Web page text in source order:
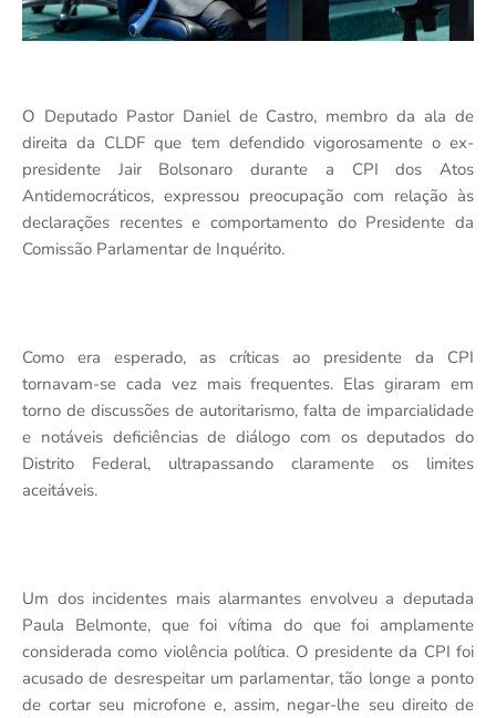
O Deputado Pastor Daniel de Castro, membro da ala de
direita da CLDF que tem defendido vigorosamente o ex-
presidente Jair Bolsonaro durante a CPI dos Atos
Antidemocráticos, expressou preocupação com relação às
declarações recentes e comportamento do Presidente da
Comissão Parlamentar de Inquérito.
Como era esperado, as críticas ao presidente da CPI
tornavam-se cada vez mais frequentes. Elas giraram em
torno de discussões de autoritarismo, falta de imparcialidade
e notáveis deficiências de diálogo com os deputados do
Distrito Federal, ultrapassando claramente os limites
aceitáveis.
Um dos incidentes mais alarmantes envolveu a deputada
Paula Belmonte, que foi vítima do que foi amplamente
considerada como violência política. O presidente da CPI foi
acusado de desrespeitar um parlamentar, tão longe a ponto
de cortar seu microfone e, assim, negar-lhe seu direito de